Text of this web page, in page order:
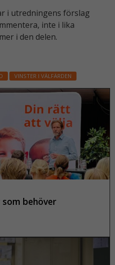
i utredningens förslag
inte i lika
i den delen.
VINSTER I VÄLFÄRDEN
behöver